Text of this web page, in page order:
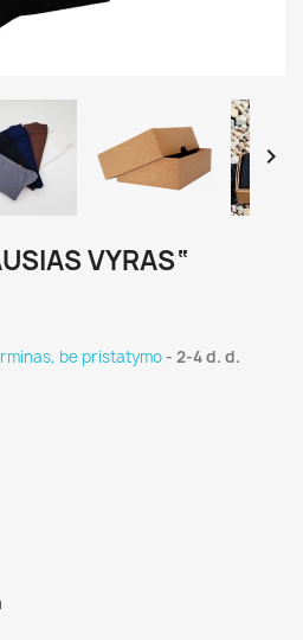

VYRAS“
be pristatymo- 2-4 d. d.